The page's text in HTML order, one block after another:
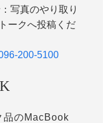
写真のやり取り
ークへ投稿くだ
200-5100
品のMacBook